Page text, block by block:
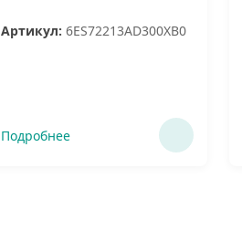
Артикул: 6ES72213AD300XB0
Подробнее